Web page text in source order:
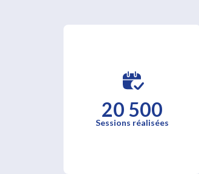
20 500
Sessions réalisées